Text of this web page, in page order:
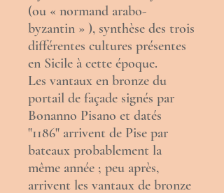
(ou « normand arabo-
byzantin » ), synthèse des trois
différentes cultures présentes
en Sicile à cette époque.
Les vantaux en bronze du
portail de façade signés par
Bonanno Pisano et datés
"1186" arrivent de Pise par
bateaux probablement la
même année ; peu après,
arrivent les vantaux de bronze